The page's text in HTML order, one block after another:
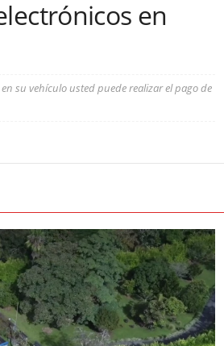
en
su vehículo usted puede realizar el pago de